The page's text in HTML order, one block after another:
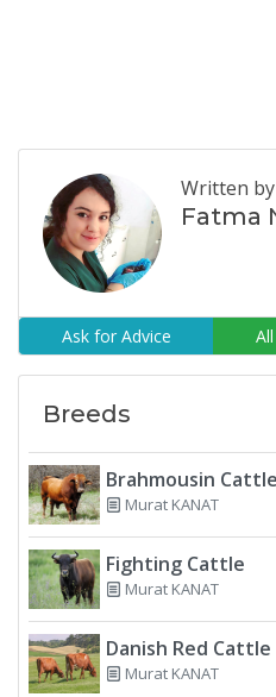
Written by
Fatma
Ask for Advice
Breeds
Brahmousin Cattle
Murat KANAT
Fighting Cattle
Murat KANAT
Danish Red Cattle
Murat KANAT